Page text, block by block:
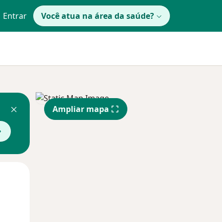
Entrar Você atua na área da saúde?
Ampliar mapa